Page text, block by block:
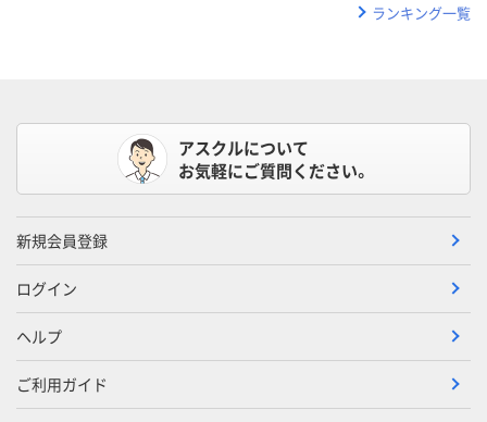
ランキング一覧
アスクルについて
お気軽にご質問ください。
新規会員登録
ログイン
ヘルプ
ご利用ガイド